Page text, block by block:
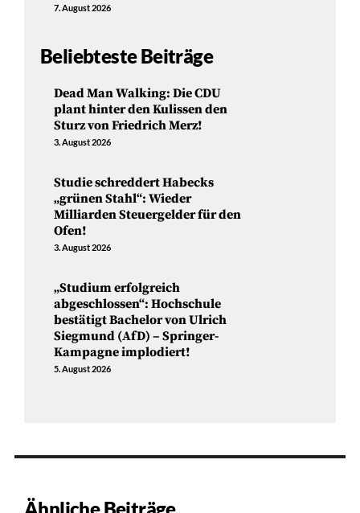
7. August 2026
Beliebteste Beiträge
Dead Man Walking: Die CDU
plant hinter den Kulissen den
Sturz von Friedrich Merz!
3. August 2026
Studie schreddert Habecks
„grünen Stahl“: Wieder
Milliarden Steuergelder für den
Ofen!
3. August 2026
„Studium erfolgreich
abgeschlossen“: Hochschule
bestätigt Bachelor von Ulrich
Siegmund (AfD) – Springer-
Kampagne implodiert!
5. August 2026
Ähnliche Beiträge